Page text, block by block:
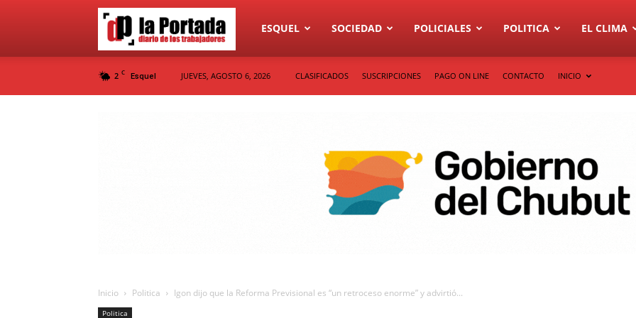
Diario
La
ESQUEL SOCIEDAD POLICIALES POLITICA EL CLIMA
2 C Esquel JUEVES, AGOSTO 6, 2026 CLASIFICADOS SUSCRIPCIONES PAGO ON LINE CONTACTO INICIO
Inicio Politica Igon dijo que la Reforma Previsional es “un retroceso enorme” y advirtió...
Politica